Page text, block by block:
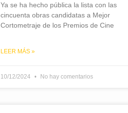
Ya se ha hecho pública la lista con las
cincuenta obras candidatas a Mejor
Cortometraje de los Premios de Cine
LEER MÁS »
10/12/2024 No hay comentarios